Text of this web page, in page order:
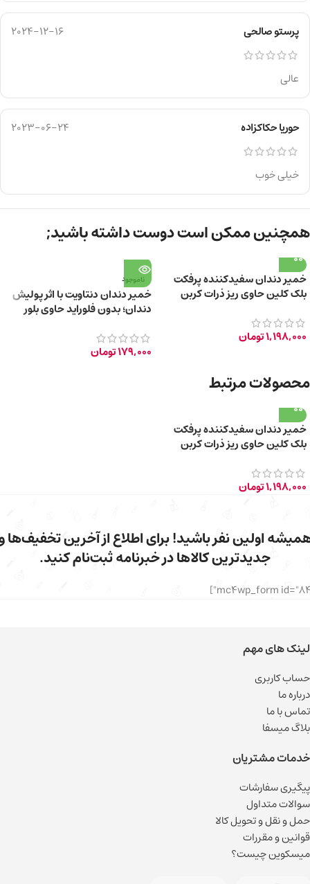
پرستو صالحی 2024-12-16
عالی
حوریا حکاکزاده 2023-06-24
خیلی خوب
همچنین ممکن است دوست داشته باشید;
خمیر دندان سفیدکننده پرفکت
بلک کلین حاوی ریز ذرات کربن
1,198,000تومان
ناموجود
خمیر دندان دنتاویت با اثر پولیش
دندان؛ بدون فلوراید حاوی بلور
179,000تومان
محصولات مرتبط
خمیر دندان سفیدکننده پرفکت
بلک کلین حاوی ریز ذرات کربن
1,198,000تومان
اولین نفر باشید! برای اطلاع از آخرین تخفیف‌ها
جدیدترین کالاها در خبرنامه ثبت‌نام کنید.
لینک های مهم
حساب کاربری
درباره ما
تماس با ما
بلاگ میسفا
خدمات مشتریان
پیگیری سفارشات
سوالات متداول
حمل و نقل و تحویل کالا
قوانین و مقررات
میسکوین چیست؟